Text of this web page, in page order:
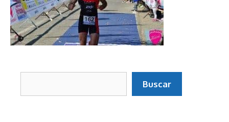
Buscar